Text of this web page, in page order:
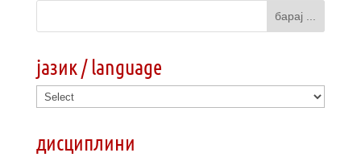
јазик / language
дисциплини